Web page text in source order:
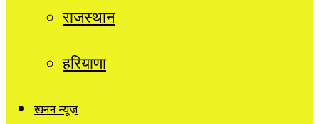
राजस्थान
हरियाणा
खनन न्यूज़